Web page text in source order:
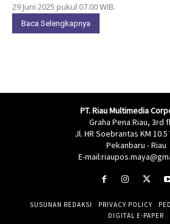
29 Juni 2025 pukul 07.00 WIB.
Baca Selengkapnya
PT. Riau Multimedia
Graha Pena Riau, 3rd
Jl. HR Soebrantas KM 10.5
Pekanbaru - Riau
E-
SUSUNAN REDAKSI PRIVACY POLICY
DIGITAL E-PAPER